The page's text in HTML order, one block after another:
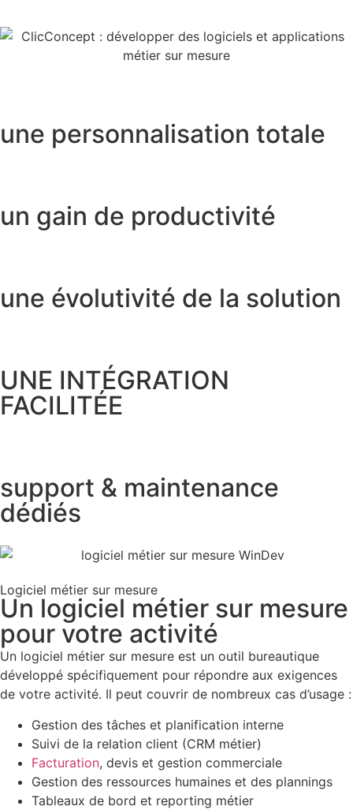
une personnalisation totale
un gain de productivité
une évolutivité de la solution
UNE INTÉGRATION
FACILITÉE
support & maintenance
dédiés
Logiciel métier sur mesure
Un logiciel métier sur mesure
pour votre activité
Un logiciel métier sur mesure est un outil bureautique
développé spécifiquement pour répondre aux exigences
de votre activité. Il peut couvrir de nombreux cas d’usage :
Gestion des tâches et planification interne
Suivi de la relation client (CRM métier)
Facturation, devis et gestion commerciale
Gestion des ressources humaines et des plannings
Tableaux de bord et reporting métier